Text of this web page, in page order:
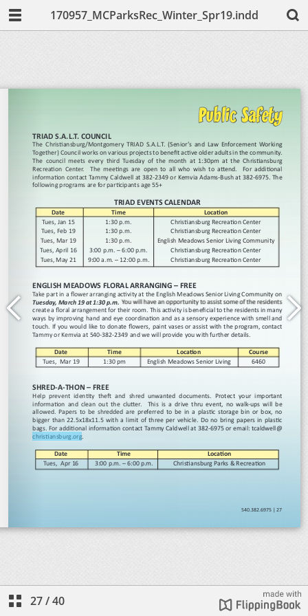
170957_MCParksRec_Winter_Spr19.indd
27/40